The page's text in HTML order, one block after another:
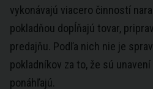
vykonávajú viacero činností
pokladňou dopĺňajú tovar,
predajňu. Podľa nich nie je
pokladníkov za to, že sú
ponáhľajú.